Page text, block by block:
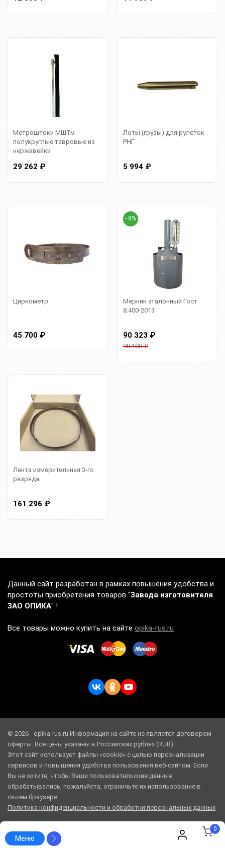
Меню
0
Метроштоки МШТм
полукруглые тавровые из
нержавейки
29 262 ₽
Лоты (грузы) для рулеток
РНГ
5 994 ₽
Циркометр
45 700 ₽
- 8%
Мерник эталонный Гост
8.400-2013
90 323 ₽
98 100 ₽
Лента измерительная 3-го
разряда
161 296 ₽
Данный сайт разработан в рамках повышения удобства и
простоты приобретения товаров "Завода изготовителя
ЗАО ОПИКА" !
Все товары можно купить на сайте opika-rus.ru
© 2026 - opika-rus.ru Информация на сайте не является договором
оферты. Все цены указаны в Российских рублях (RUB)
Этот сайт использует файлы «cookie» с целью персонализации
сервисов и повышения удобства пользования веб-сайтом. Если
Вы не хотите, чтобы Ваши пользовательские данные
обрабатывались, пожалуйста, ограничьте их использование в
своём браузере.
Политика конфиденциальности и обработки персональных данных